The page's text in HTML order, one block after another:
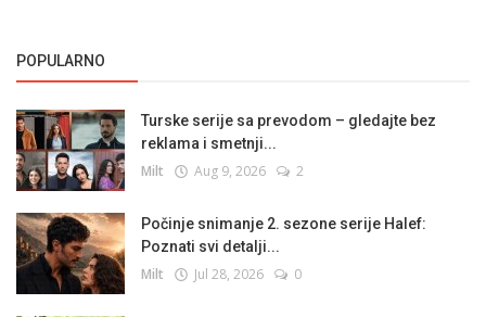
POPULARNO
Turske serije sa prevodom – gledajte bez
reklama i smetnji...
Milt Aug 9, 2026 2
Počinje snimanje 2. sezone serije Halef:
Poznati svi detalji...
Milt Jul 28, 2026 0